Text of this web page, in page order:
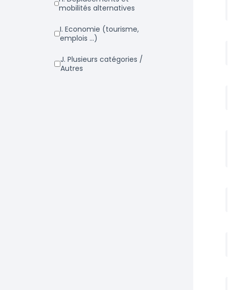
mobilités alternatives
i. Economie (tourisme,
emplois ...)
j. Plusieurs catégories /
Autres